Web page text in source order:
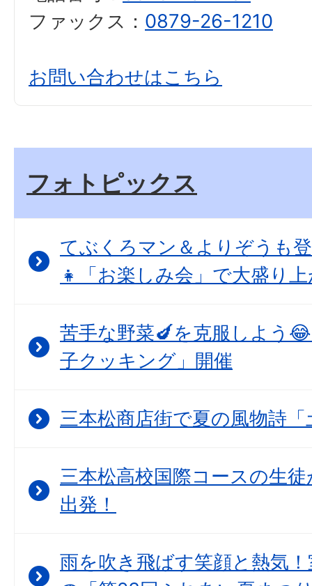
ファックス： 0879-26-1210
お問い合わせはこちら
フォトピックス
てぶくろマン＆よりぞうも
👧「お楽しみ会」で大盛り
苦手な野菜🍆を克服しよう
子クッキング」開催
三本松商店街で夏の風物詩
三本松高校国際コースの生
出発！
雨を吹き飛ばす笑顔と熱気